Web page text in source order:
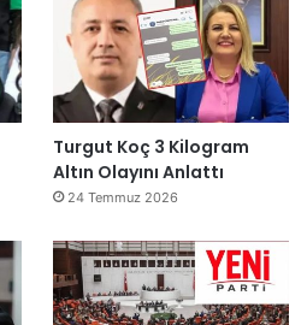
Turgut Koç 3 Kilogram
Altın Olayını Anlattı
24 Temmuz 2026